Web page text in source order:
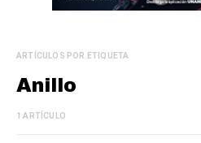
ARTÍCULOS POR ETIQUETA
Anillo
1 ARTÍCULO